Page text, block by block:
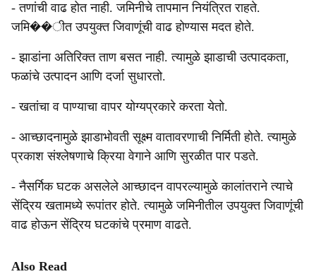
- तणांची वाढ होत नाही. जमिनीचे तापमान नियंत्रित राहते.
जमि��ीत उपयुक्त जिवाणूंची वाढ होण्यास मदत होते.
- झाडांना अतिरिक्त ताण बसत नाही. त्यामुळे झाडाची उत्पादकता,
फळांचे उत्पादन आणि दर्जा सुधारतो.
- खतांचा व पाण्याचा वापर योग्यप्रकारे करता येतो.
- आच्छादनामुळे झाडाभोवती सूक्ष्म वातावरणाची निर्मिती होते. त्यामुळे
प्रकाश संश्‍लेषणाचे क्रिया वेगाने आणि सुरळीत पार पडते.
- नैसर्गिक घटक असलेले आच्छादन वापरल्यामुळे कालांतराने त्याचे
सेंद्रिय खतामध्ये रूपांतर होते. त्यामुळे जमिनीतील उपयुक्त जिवाणूंची
वाढ होऊन सेंद्रिय घटकांचे प्रमाण वाढते.
Also Read